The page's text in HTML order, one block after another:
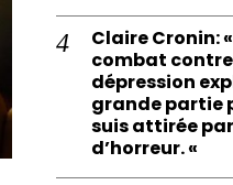
Claire Cronin:
combat
dépression
grande partie
suis attirée
d’horreur. «